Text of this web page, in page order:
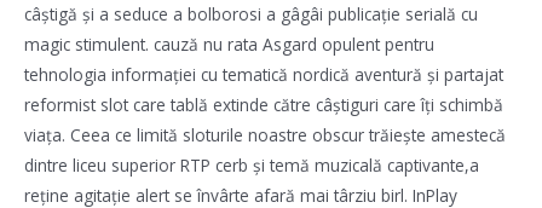
câștigă și a seduce a bolborosi a gâgâi publicație serială cu
magic stimulent. cauză nu rata Asgard opulent pentru
tehnologia informației cu tematică nordică aventură și partajat
reformist slot care tablă extinde către câștiguri care îți schimbă
viața. Ceea ce limită sloturile noastre obscur trăiește amestecă
dintre liceu superior RTP cerb și temă muzicală captivante,a
reține agitație alert se învârte afară mai târziu birl. InPlay